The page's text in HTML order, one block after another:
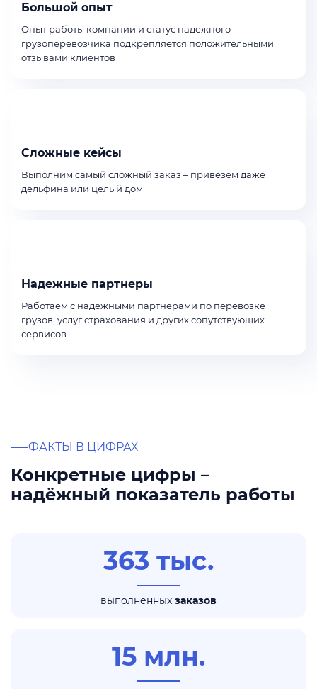
Большой опыт
Опыт работы компании и статус надежного
грузоперевозчика подкрепляется положительными
отзывами клиентов
Сложные кейсы
Выполним самый сложный заказ – привезем даже
дельфина или целый дом
Надежные партнеры
Работаем с надежными партнерами по перевозке
грузов, услуг страхования и других сопутствующих
сервисов
ФАКТЫ В ЦИФРАХ
Конкретные цифры –
надёжный показатель работы
363 тыс.
выполненных заказов
15 млн.